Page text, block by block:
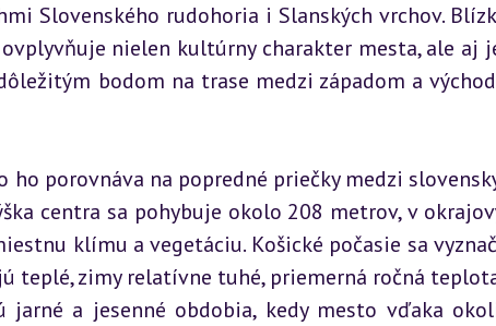
Slovenského rudohoria i Slanských vrchov.
nielen kultúrny charakter mesta, ale aj
bodom na trase medzi západom a
ho porovnáva na popredné priečky medzi
centra sa pohybuje okolo 208 metrov, v
klímu a vegetáciu. Košické počasie sa
teplé, zimy relatívne tuhé, priemerná ročná
jarné a jesenné obdobia, kedy mesto vďaka